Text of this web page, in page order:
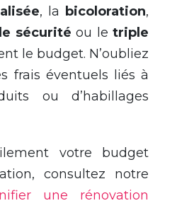
, la bicoloration,
sécurité ou le triple
le budget. N’oubliez
frais éventuels liés à
ou d’habillages
votre budget
consultez notre
une rénovation